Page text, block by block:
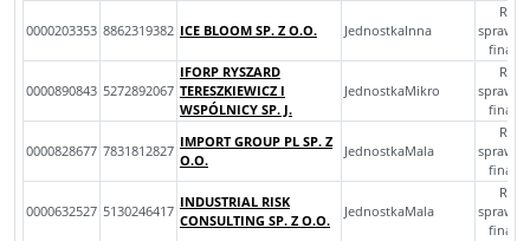
0000203353 8862319382 ICE BLOOM SP. Z O.O. JednostkaInna
0000890843 5272892067
IFORP RYSZARD
TERESZKIEWICZ I
WSPÓLNICY SP. J.
JednostkaMikro
0000828677 7831812827
IMPORT GROUP PL SP. Z
O.O.
JednostkaMala
0000632527 5130246417
INDUSTRIAL RISK
CONSULTING SP. Z O.O.
JednostkaMala